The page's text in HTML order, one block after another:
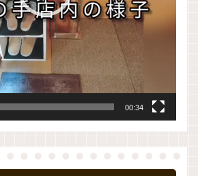
00:34